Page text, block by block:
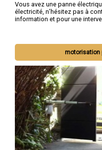
Vous avez une panne
électricité, n’hésitez pas à
information et pour une
motorisation